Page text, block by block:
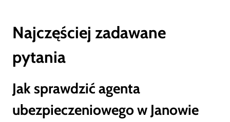
Najczęściej zadawane
pytania
Jak sprawdzić agenta
ubezpieczeniowego w Janowie